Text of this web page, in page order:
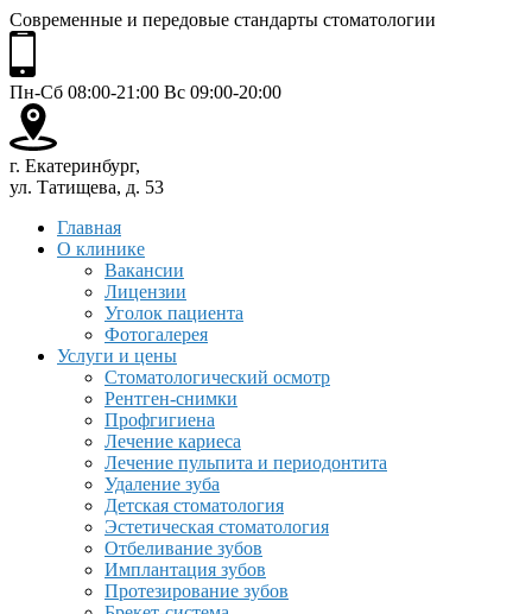
Современные и передовые стандарты стоматологии
Пн-Сб 08:00-21:00 Вс 09:00-20:00
г. Екатеринбург,
ул. Татищева, д. 53
Главная
О клинике
Вакансии
Лицензии
Уголок пациента
Фотогалерея
Услуги и цены
Стоматологический осмотр
Рентген-снимки
Профгигиена
Лечение кариеса
Лечение пульпита и периодонтита
Удаление зуба
Детская стоматология
Эстетическая стоматология
Отбеливание зубов
Имплантация зубов
Протезирование зубов